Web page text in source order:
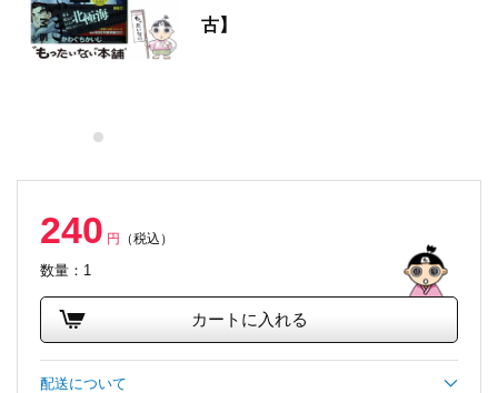
古】
240 円 （税込）
数量：1
カートに入れる
配送について